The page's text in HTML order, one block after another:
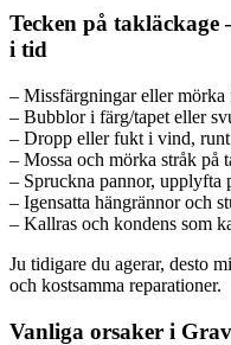
Tecken på takläckage
i tid
– Missfärgningar eller
– Bubblor i färg/tapet eller
– Dropp eller fukt i vind, runt
– Mossa och mörka stråk på
– Spruckna pannor, upplyfta
– Igensatta hängrännor och
– Kallras och kondens som
Ju tidigare du agerar, desto
och kostsamma reparationer.
Vanliga orsaker i